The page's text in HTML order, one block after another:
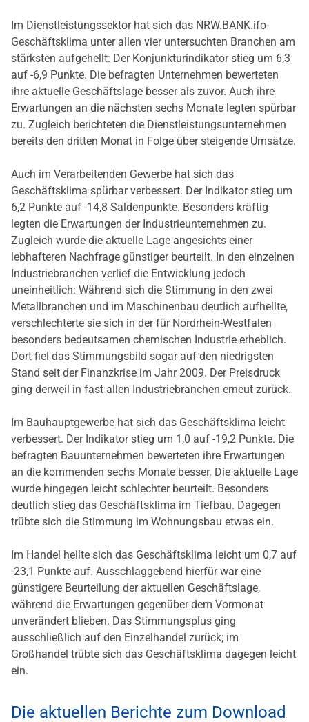
Im Dienstleistungssektor hat sich das NRW.BANK.ifo-
Geschäftsklima unter allen vier untersuchten Branchen am
stärksten aufgehellt: Der Konjunkturindikator stieg um 6,3
auf -6,9 Punkte. Die befragten Unternehmen bewerteten
ihre aktuelle Geschäftslage besser als zuvor. Auch ihre
Erwartungen an die nächsten sechs Monate legten spürbar
zu. Zugleich berichteten die Dienstleistungsunternehmen
bereits den dritten Monat in Folge über steigende Umsätze.
Auch im Verarbeitenden Gewerbe hat sich das
Geschäftsklima spürbar verbessert. Der Indikator stieg um
6,2 Punkte auf -14,8 Saldenpunkte. Besonders kräftig
legten die Erwartungen der Industrieunternehmen zu.
Zugleich wurde die aktuelle Lage angesichts einer
lebhafteren Nachfrage günstiger beurteilt. In den einzelnen
Industriebranchen verlief die Entwicklung jedoch
uneinheitlich: Während sich die Stimmung in den zwei
Metallbranchen und im Maschinenbau deutlich aufhellte,
verschlechterte sie sich in der für Nordrhein-Westfalen
besonders bedeutsamen chemischen Industrie erheblich.
Dort fiel das Stimmungsbild sogar auf den niedrigsten
Stand seit der Finanzkrise im Jahr 2009. Der Preisdruck
ging derweil in fast allen Industriebranchen erneut zurück.
Im Bauhauptgewerbe hat sich das Geschäftsklima leicht
verbessert. Der Indikator stieg um 1,0 auf -19,2 Punkte. Die
befragten Bauunternehmen bewerteten ihre Erwartungen
an die kommenden sechs Monate besser. Die aktuelle Lage
wurde hingegen leicht schlechter beurteilt. Besonders
deutlich stieg das Geschäftsklima im Tiefbau. Dagegen
trübte sich die Stimmung im Wohnungsbau etwas ein.
Im Handel hellte sich das Geschäftsklima leicht um 0,7 auf
-23,1 Punkte auf. Ausschlaggebend hierfür war eine
günstigere Beurteilung der aktuellen Geschäftslage,
während die Erwartungen gegenüber dem Vormonat
unverändert blieben. Das Stimmungsplus ging
ausschließlich auf den Einzelhandel zurück; im
Großhandel trübte sich das Geschäftsklima dagegen leicht
ein.
Die aktuellen Berichte zum Download